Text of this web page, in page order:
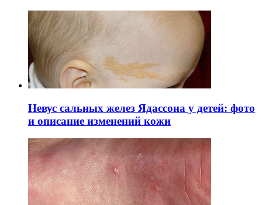
Невус сальных желез Ядассона у детей: фото
и описание изменений кожи